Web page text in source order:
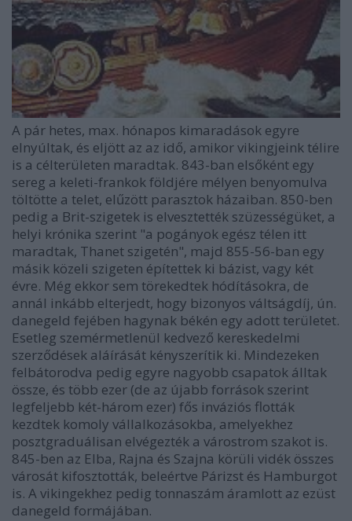
A pár hetes, max. hónapos kimaradások egyre
elnyúltak, és eljött az az idő, amikor vikingjeink télire
is a célterületen maradtak. 843-ban elsőként egy
sereg a keleti-frankok földjére mélyen benyomulva
töltötte a telet, elűzött parasztok házaiban. 850-ben
pedig a Brit-szigetek is elvesztették szüzességüket, a
helyi krónika szerint "a pogányok egész télen itt
maradtak, Thanet szigetén", majd 855-56-ban egy
másik közeli szigeten építettek ki bázist, vagy két
évre. Még ekkor sem törekedtek hódításokra, de
annál inkább elterjedt, hogy bizonyos váltságdíj, ún.
danegeld fejében hagynak békén egy adott területet.
Esetleg szemérmetlenül kedvező kereskedelmi
szerződések aláírását kényszerítik ki. Mindezeken
felbátorodva pedig egyre nagyobb csapatok álltak
össze, és több ezer (de az újabb források szerint
legfeljebb két-három ezer) fős inváziós flották
kezdtek komoly vállalkozásokba, amelyekhez
posztgraduálisan elvégezték a várostrom szakot is.
845-ben az Elba, Rajna és Szajna körüli vidék összes
városát kifosztották, beleértve Párizst és Hamburgot
is. A vikingekhez pedig tonnaszám áramlott az ezüst
danegeld formájában.